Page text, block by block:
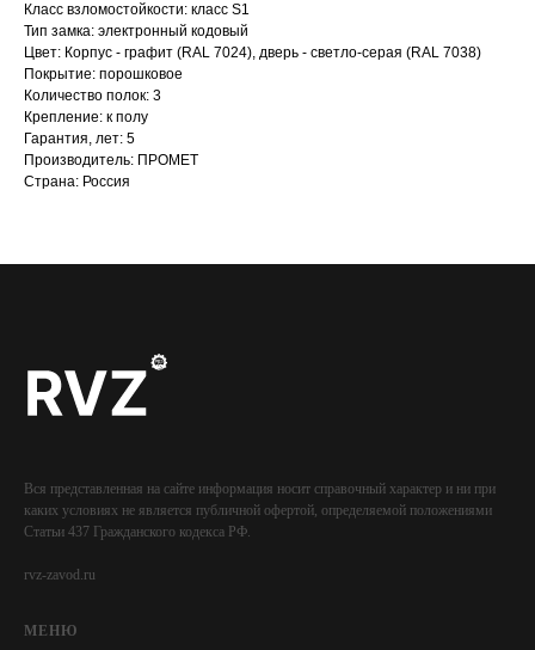
Класс взломостойкости: класс S1
Тип замка: электронный кодовый
Цвет: Корпус - графит (RAL 7024), дверь - светло-серая (RAL 7038)
Покрытие: порошковое
Количество полок: 3
Крепление: к полу
Гарантия, лет: 5
Производитель: ПРОМЕТ
Страна: Россия
Вся представленная на сайте информация носит справочный характер и ни при
каких условиях не является публичной офертой, определяемой положениями
Статьи 437 Гражданского кодекса РФ.
rvz-zavod.ru
МЕНЮ